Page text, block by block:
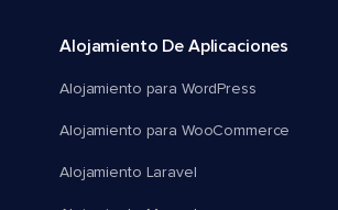
Alojamiento De Aplicaciones
Alojamiento para WordPress
Alojamiento para WooCommerce
Alojamiento Laravel